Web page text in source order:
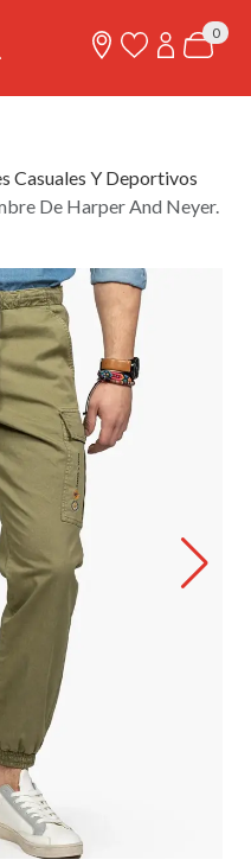
0
Casuales Y Deportivos
De Harper And Neyer.